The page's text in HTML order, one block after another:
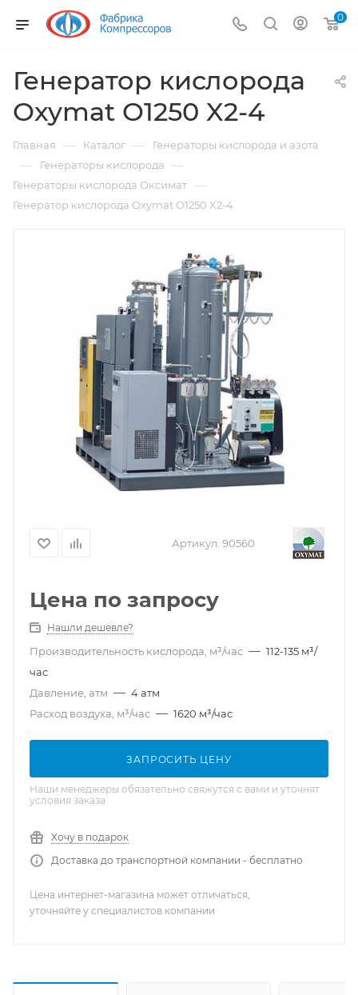
0
Генератор кислорода
Oxymat O1250 X2-4
Главная — Каталог — Генераторы кислорода и азота
— Генераторы кислорода —
Генераторы кислорода Оксимат —
Генератор кислорода Oxymat O1250 X2-4
Артикул: 90560
Цена по запросу
Нашли дешевле?
Производительность кислорода, м³/час — 112-135 м³/
час
Давление, атм — 4 атм
Расход воздуха, м³/час — 1620 м³/час
ЗАПРОСИТЬ ЦЕНУ
Наши менеджеры обязательно свяжутся с вами и уточнят
условия заказа
Хочу в подарок
Доставка до транспортной компании - бесплатно
Цена интернет-магазина может отличаться,
уточняйте у специалистов компании